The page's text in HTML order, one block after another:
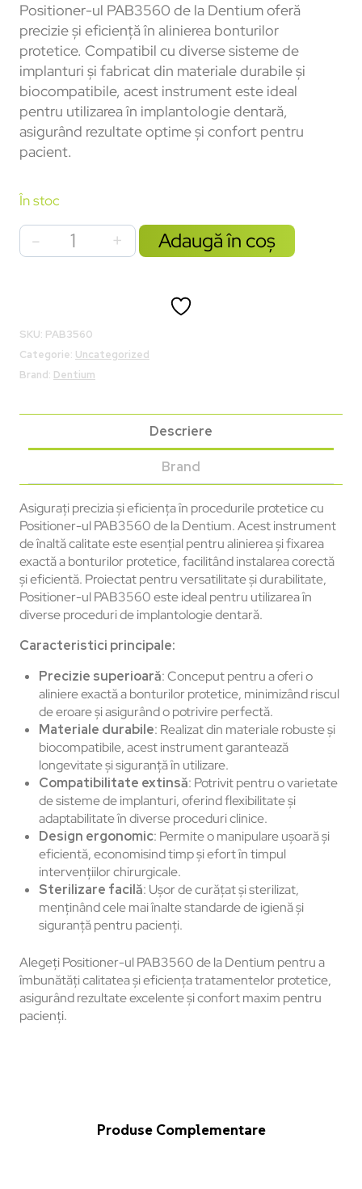
Positioner-ul PAB3560 de la Dentium oferă
precizie și eficiență în alinierea bonturilor
protetice. Compatibil cu diverse sisteme de
implanturi și fabricat din materiale durabile și
biocompatibile, acest instrument este ideal
pentru utilizarea în implantologie dentară,
asigurând rezultate optime și confort pentru
pacient.
În stoc
Adaugă în coș
SKU: PAB3560
Categorie: Uncategorized
Brand: Dentium
Descriere
Brand
Asigurați precizia și eficiența în procedurile protetice cu
Positioner-ul PAB3560 de la Dentium. Acest instrument
de înaltă calitate este esențial pentru alinierea și fixarea
exactă a bonturilor protetice, facilitând instalarea corectă
și eficientă. Proiectat pentru versatilitate și durabilitate,
Positioner-ul PAB3560 este ideal pentru utilizarea în
diverse proceduri de implantologie dentară.
Caracteristici principale:
Precizie superioară: Conceput pentru a oferi o
aliniere exactă a bonturilor protetice, minimizând riscul
de eroare și asigurând o potrivire perfectă.
Materiale durabile: Realizat din materiale robuste și
biocompatibile, acest instrument garantează
longevitate și siguranță în utilizare.
Compatibilitate extinsă: Potrivit pentru o varietate
de sisteme de implanturi, oferind flexibilitate și
adaptabilitate în diverse proceduri clinice.
Design ergonomic: Permite o manipulare ușoară și
eficientă, economisind timp și efort în timpul
intervențiilor chirurgicale.
Sterilizare facilă: Ușor de curățat și sterilizat,
menținând cele mai înalte standarde de igienă și
siguranță pentru pacienți.
Alegeți Positioner-ul PAB3560 de la Dentium pentru a
îmbunătăți calitatea și eficiența tratamentelor protetice,
asigurând rezultate excelente și confort maxim pentru
pacienți.
Produse Complementare